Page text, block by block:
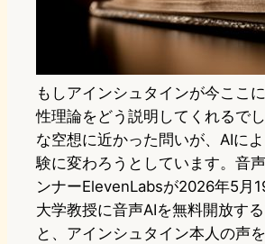
もしアインシュタインが今ここ
性理論をどう説明してくれるで
な空想に近かった問いが、AIに
験に変わろうとしています。音
ンナーElevenLabsが2026年5月
大学教授に音声AIを無料開放す
と、アインシュタイン本人の声